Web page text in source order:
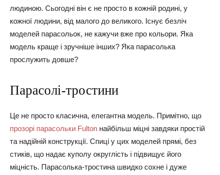
людиною. Сьогодні він є не просто в кожній родині, у
кожної людини, від малого до великого. Існує безліч
моделей парасольок, не кажучи вже про кольори. Яка
модель краще і зручніше інших? Яка парасолька
прослужить довше?
Парасолі-тростини
Це не просто класична, елегантна модель. Примітно, що
прозорі парасольки Fulton найбільш міцні завдяки простій
та надійній конструкції. Спиці у цих моделей прямі, без
стиків, що надає куполу округлість і підвищує його
міцність. Парасолька-тростина швидко сохне і дуже